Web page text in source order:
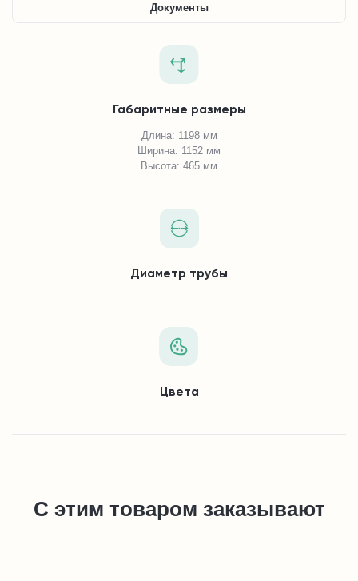
Документы
Габаритные размеры
Длина: 1198 мм
Ширина: 1152 мм
Высота: 465 мм
Диаметр трубы
Цвета
С этим товаром заказывают